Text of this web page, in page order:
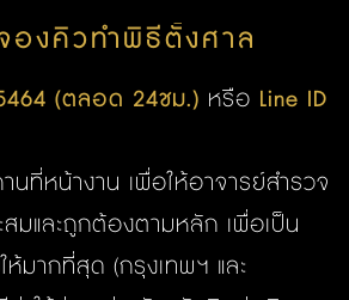
องคิวทำพิธีตั้งศาล
(ตลอด 24ชม.) หรือ Line ID
นที่หน้างาน เพื่อให้อาจารย์สำรวจ
มและถูกต้องตามหลัก เพื่อเป็น
ห้มากที่สุด (กรุงเทพฯ และ